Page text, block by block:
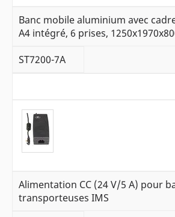
Banc mobile aluminium avec
A4 intégré, 6 prises,
ST7200-7A
Alimentation CC (24 V/5 A) pour
transporteuses IMS